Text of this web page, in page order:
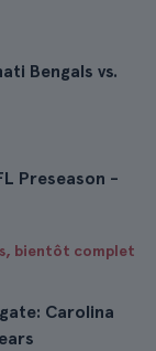
Bengals vs.
Preseason -
bientôt complet
Carolina